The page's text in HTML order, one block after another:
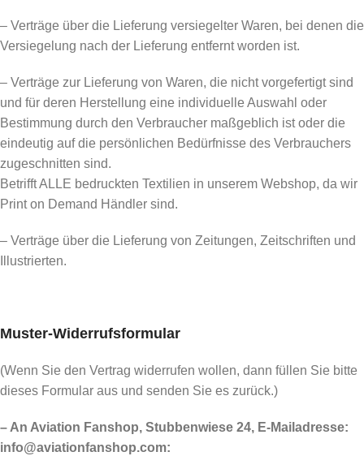
– Verträge über die Lieferung versiegelter Waren, bei denen die
Versiegelung nach der Lieferung entfernt worden ist.
– Verträge zur Lieferung von Waren, die nicht vorgefertigt sind
und für deren Herstellung eine individuelle Auswahl oder
Bestimmung durch den Verbraucher maßgeblich ist oder die
eindeutig auf die persönlichen Bedürfnisse des Verbrauchers
zugeschnitten sind.
Betrifft ALLE bedruckten Textilien in unserem Webshop, da wir
Print on Demand Händler sind.
– Verträge über die Lieferung von Zeitungen, Zeitschriften und
Illustrierten.
Muster-Widerrufsformular
(Wenn Sie den Vertrag widerrufen wollen, dann füllen Sie bitte
dieses Formular aus und senden Sie es zurück.)
– An Aviation Fanshop, Stubbenwiese 24, E-Mailadresse:
info@aviationfanshop.com: